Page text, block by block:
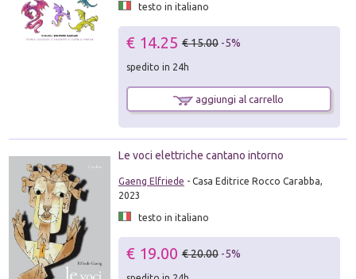
testo in italiano
€ 14.25 € 15.00 -5%
spedito in 24h
aggiungi al carrello
Le voci elettriche cantano intorno
Gaeng Elfriede - Casa Editrice Rocco Carabba,
2023
testo in italiano
€ 19.00 € 20.00 -5%